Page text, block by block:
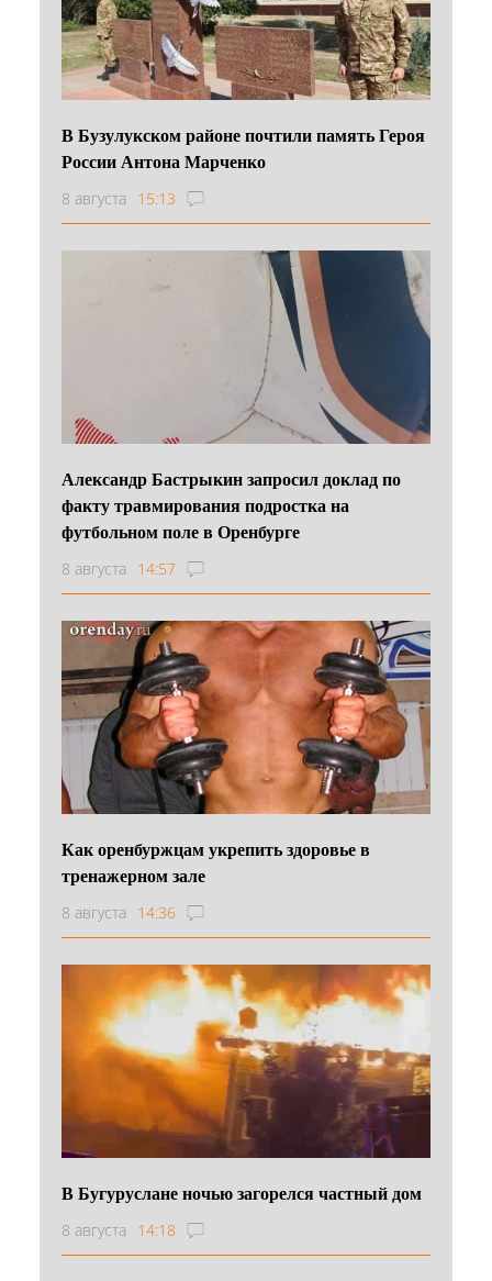
В Бузулукском районе почтили память Героя
России Антона Марченко
8 августа 15:13
Александр Бастрыкин запросил доклад по
факту травмирования подростка на
футбольном поле в Оренбурге
8 августа 14:57
Как оренбуржцам укрепить здоровье в
тренажерном зале
8 августа 14:36
В Бугуруслане ночью загорелся частный дом
8 августа 14:18